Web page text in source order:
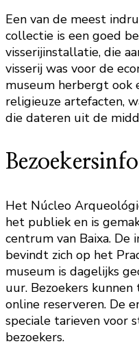
Een van de meest
collectie is een goed
visserijinstallatie, die
visserij was voor de
museum herbergt ook
religieuze artefacten,
die dateren uit de
Het Núcleo
het publiek en is
centrum van Baixa. De
bevindt zich op het
museum is dagelijks
uur. Bezoekers
online reserveren. De
speciale tarieven voor
bezoekers.